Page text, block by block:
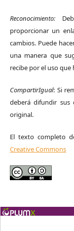
Reconocimiento:
proporcionar un
cambios. Puede
una manera que
recibe por el uso que
CompartirIgual: Si
deberá difundir sus
original.
El texto completo
Creative Commons